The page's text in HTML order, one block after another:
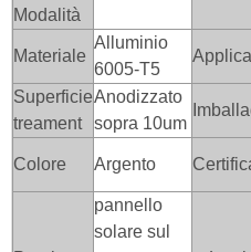
Modalità
Materiale
Alluminio
6005-T5
Superficie
treament
Anodizzato
sopra 10um
Colore Argento
pannello
solare sul